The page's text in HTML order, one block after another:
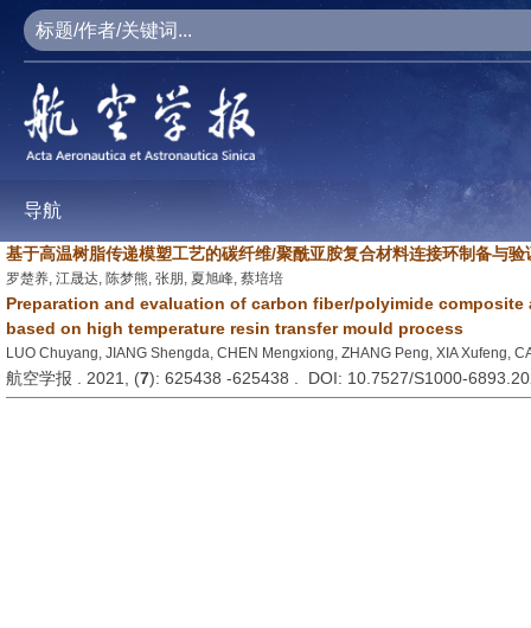
导航
基于高温树脂传递模塑工艺的碳纤维/聚酰亚胺复合材料连接环制备与验
罗楚养, 江晟达, 陈梦熊, 张朋, 夏旭峰, 蔡培培
Preparation and evaluation of carbon fiber/polyimide
based on high temperature resin transfer mould process
LUO Chuyang, JIANG Shengda, CHEN Mengxiong, ZHANG Peng, XIA Xufeng,
航空学报 . 2021, (7): 625438 -625438 . DOI: 10.7527/S1000-